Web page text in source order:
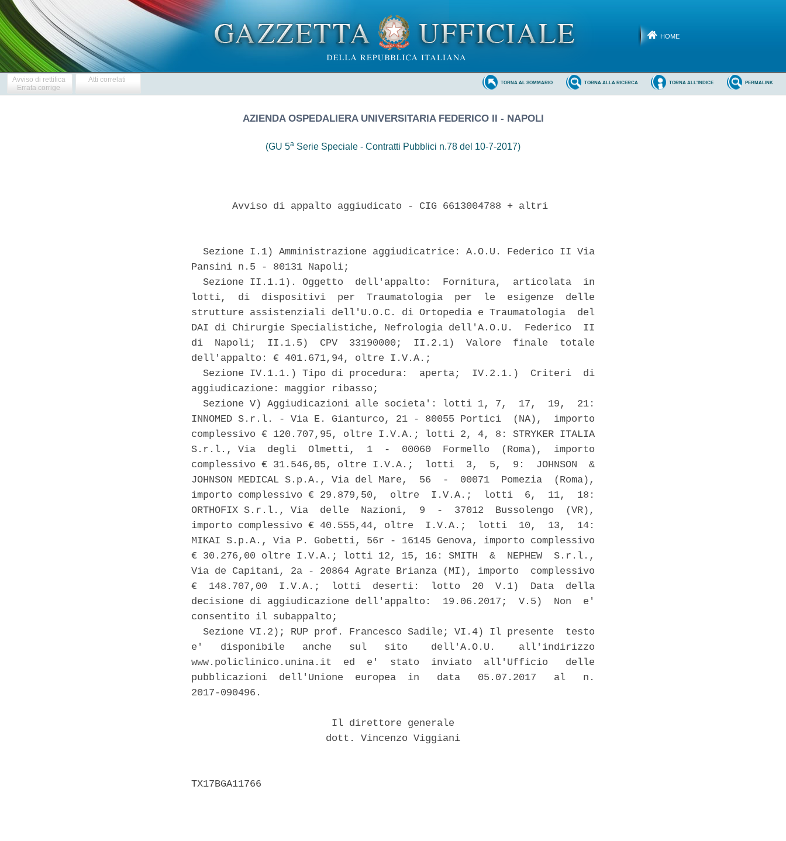
HOME
Avviso di rettifica
Errata corrige
Atti correlati PERMALINK
TORNA ALL'INDICE
TORNA ALLA RICERCA
TORNA AL SOMMARIO
AZIENDA OSPEDALIERA UNIVERSITARIA FEDERICO II - NAPOLI
(GU 5a Serie Speciale - Contratti Pubblici n.78 del 10-7-2017)
       Avviso di appalto aggiudicato - CIG 6613004788 + altri
  Sezione I.1) Amministrazione aggiudicatrice: A.O.U. Federico II Via
Pansini n.5 - 80131 Napoli;
  Sezione II.1.1). Oggetto  dell'appalto:  Fornitura,  articolata  in
lotti,  di  dispositivi  per  Traumatologia  per  le  esigenze  delle
strutture assistenziali dell'U.O.C. di Ortopedia e Traumatologia  del
DAI di Chirurgie Specialistiche, Nefrologia dell'A.O.U.  Federico  II
di  Napoli;  II.1.5)  CPV  33190000;  II.2.1)  Valore  finale  totale
dell'appalto: € 401.671,94, oltre I.V.A.;
  Sezione IV.1.1.) Tipo di procedura:  aperta;  IV.2.1.)  Criteri  di
aggiudicazione: maggior ribasso;
  Sezione V) Aggiudicazioni alle societa': lotti 1, 7,  17,  19,  21:
INNOMED S.r.l. - Via E. Gianturco, 21 - 80055 Portici  (NA),  importo
complessivo € 120.707,95, oltre I.V.A.; lotti 2, 4, 8: STRYKER ITALIA
S.r.l., Via  degli  Olmetti,  1  -  00060  Formello  (Roma),  importo
complessivo € 31.546,05, oltre I.V.A.;  lotti  3,  5,  9:  JOHNSON  &
JOHNSON MEDICAL S.p.A., Via del Mare,  56  -  00071  Pomezia  (Roma),
importo complessivo € 29.879,50,  oltre  I.V.A.;  lotti  6,  11,  18:
ORTHOFIX S.r.l., Via  delle  Nazioni,  9  -  37012  Bussolengo  (VR),
importo complessivo € 40.555,44, oltre  I.V.A.;  lotti  10,  13,  14:
MIKAI S.p.A., Via P. Gobetti, 56r - 16145 Genova, importo complessivo
€ 30.276,00 oltre I.V.A.; lotti 12, 15, 16: SMITH  &  NEPHEW  S.r.l.,
Via de Capitani, 2a - 20864 Agrate Brianza (MI), importo  complessivo
€  148.707,00  I.V.A.;  lotti  deserti:  lotto  20  V.1)  Data  della
decisione di aggiudicazione dell'appalto:  19.06.2017;  V.5)  Non  e'
consentito il subappalto;
  Sezione VI.2); RUP prof. Francesco Sadile; VI.4) Il presente  testo
e'   disponibile   anche   sul   sito    dell'A.O.U.    all'indirizzo
www.policlinico.unina.it  ed  e'  stato  inviato  all'Ufficio   delle
pubblicazioni  dell'Unione  europea  in   data   05.07.2017   al   n.
2017-090496.
                        Il direttore generale
                       dott. Vincenzo Viggiani